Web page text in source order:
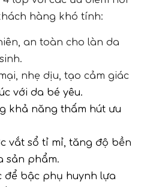
hàng khó tính:
an toàn cho làn da
nhẹ dịu, tạo cảm giác
với da bé yêu.
khả năng thấm hút ưu
vắt sổ tỉ mỉ, tăng độ bền
sản phẩm.
để bậc phụ huynh lựa